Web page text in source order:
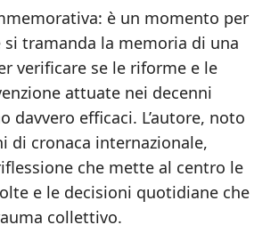
è un momento per
tramanda la memoria di una
verificare se le riforme e le
attuate nei decenni
davvero efficaci. L’autore, noto
di cronaca internazionale,
che mette al centro le
e le decisioni quotidiane che
collettivo.